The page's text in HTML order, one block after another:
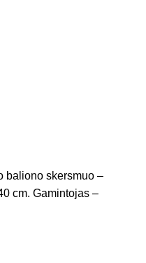
baliono skersmuo –
cm. Gamintojas –